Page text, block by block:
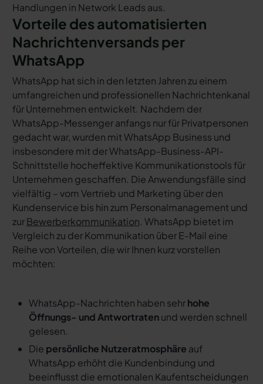
Handlungen in Network Leads aus.
Vorteile des automatisierten
Nachrichtenversands per
WhatsApp
WhatsApp hat sich in den letzten Jahren zu einem
umfangreichen und professionellen Nachrichtenkanal
für Unternehmen entwickelt. Nachdem der
WhatsApp-Messenger anfangs nur für Privatpersonen
gedacht war, wurden mit WhatsApp Business und
insbesondere mit der WhatsApp-Business-API-
Schnittstelle hocheffektive Kommunikationstools für
Unternehmen geschaffen. Die Anwendungsfälle sind
vielfältig – vom Vertrieb und Marketing über den
Kundenservice bis hin zum Personalmanagement und
zurBewerberkommunikation. WhatsApp bietet im
Vergleich zu der Kommunikation über E-Mail eine
Reihe von Vorteilen, die wir Ihnen kurz vorstellen
möchten:
WhatsApp-Nachrichten haben sehrhohe
Öffnungs- und Antwortratenund werden schnell
gelesen.
Die persönliche Nutzeratmosphäre auf
WhatsApp erhöht die Kundenbindung und
beeinflusst die emotionalen Kaufentscheidungen